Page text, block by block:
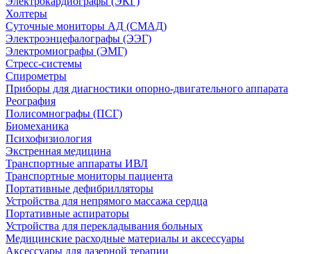
Холтеры
Суточные мониторы АД (СМАД)
Электроэнцефалографы (ЭЭГ)
Электромиографы (ЭМГ)
Стресс-системы
Спирометры
Приборы для диагностики опорно-двигательного аппарата
Реография
Полисомнографы (ПСГ)
Биомеханика
Психофизиология
Экстренная медицина
Транспортные аппараты ИВЛ
Транспортные мониторы пациента
Портативные дефибрилляторы
Устройства для непрямого массажа сердца
Портативные аспираторы
Устройства для перекладывания больных
Медицинские расходные материалы и аксессуары
Аксессуары для лазерной терапии